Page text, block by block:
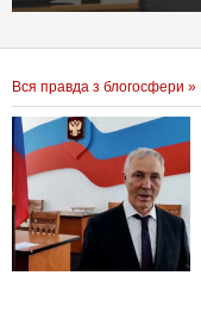
Вся правда з блогосфери »